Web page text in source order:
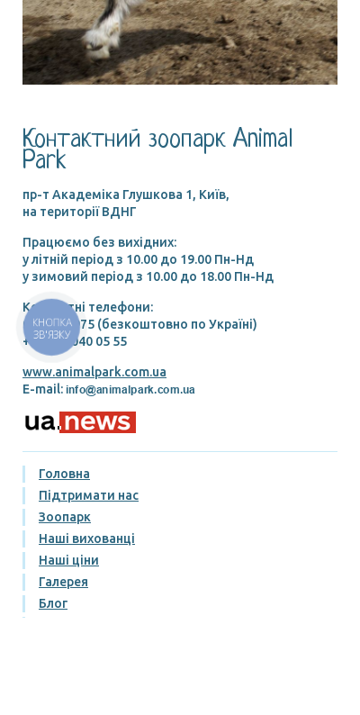
Контактний зоопарк Animal
Park
пр-т Академіка Глушкова 1, Київ,
на території ВДНГ
Працюємо без вихідних:
у літній період з 10.00 до 19.00 Пн-Нд
у зимовий період з 10.00 до 18.00 Пн-Нд
Контактні телефони:
0800336975 (безкоштовно по Україні)
+38 098 040 05 55
www.animalpark.com.ua
E-mail:
Головна
Підтримати нас
Зоопарк
Наші вихованці
Наші ціни
Галерея
Блог
КНОПКА
ЗВ'ЯЗКУ